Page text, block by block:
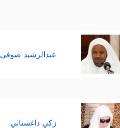
عبدالرشيد صوفي
زكي داغستاني